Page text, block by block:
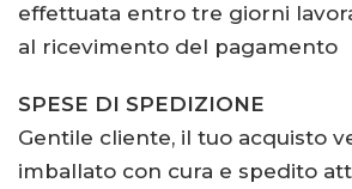
effettuata entro tre giorni
al ricevimento del pagamento
SPESE DI SPEDIZIONE
Gentile cliente, il tuo acquisto
imballato con cura e spedito